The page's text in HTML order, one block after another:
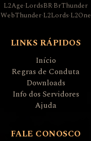
L2Age·LordsBR·BrThunder
WebThunder·L2Lords·L2One
LINKS RÁPIDOS
Início
Regras de Conduta
Downloads
Info dos Servidores
Ajuda
FALE CONOSCO